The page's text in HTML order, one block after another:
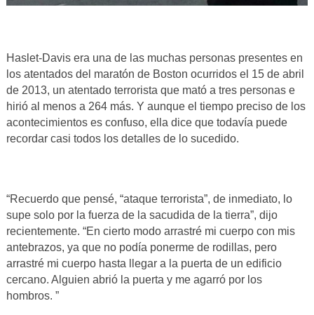
Haslet-Davis era una de las muchas personas presentes en
los atentados del maratón de Boston ocurridos el 15 de abril
de 2013, un atentado terrorista que mató a tres personas e
hirió al menos a 264 más. Y aunque el tiempo preciso de los
acontecimientos es confuso, ella dice que todavía puede
recordar casi todos los detalles de lo sucedido.
“Recuerdo que pensé, “ataque terrorista”, de inmediato, lo
supe solo por la fuerza de la sacudida de la tierra”, dijo
recientemente. “En cierto modo arrastré mi cuerpo con mis
antebrazos, ya que no podía ponerme de rodillas, pero
arrastré mi cuerpo hasta llegar a la puerta de un edificio
cercano. Alguien abrió la puerta y me agarró por los
hombros. ”